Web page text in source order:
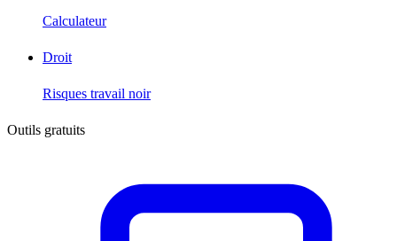
Calculateur
Droit
Risques travail noir
Outils gratuits